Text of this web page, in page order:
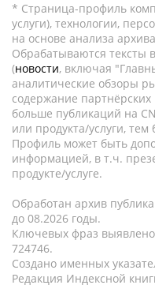
* Страница-профиль
услуги), технологии,
на основе анализа
Обрабатываются тексты
(новости, включая
аналитические обзоры
содержание
больше публикаций на
или продукта/услуги,
Профиль может быть
информацией, в т.ч.
продукте/услуге.
Обработан архив
до 08.2026 годы.
Ключевых фраз
724746.
Создано именных
Редакция Индексной